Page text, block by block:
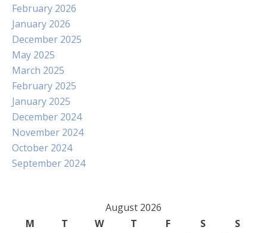
February 2026
January 2026
December 2025
May 2025
March 2025
February 2025
January 2025
December 2024
November 2024
October 2024
September 2024
August 2026
M
T W T F S
S